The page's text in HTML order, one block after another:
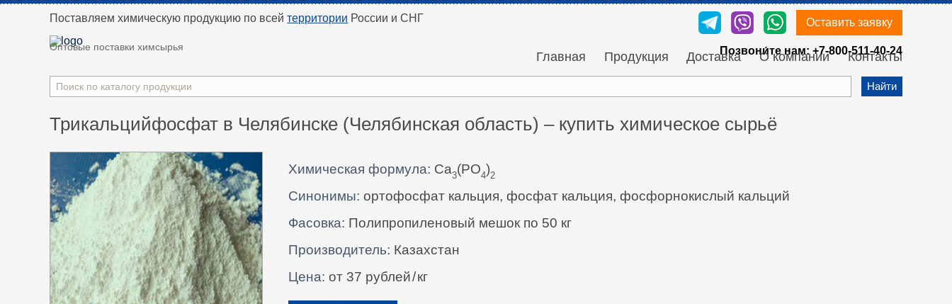
Поставляем химическую продукцию по всейтерритории России и СНГ Оставить заявку
Оптовые поставки химсырья Позвони́те нам: +7-800-511-40-24
Главная Продукция Доставка О компании Контакты
Найти
Трикальцийфосфат в Челябинске (Челябинская область) – купить химическое сырьё
Химическая формула: Ca3(PO4)2
Синонимы: ортофосфат кальция, фосфат кальция, фосфорнокислый кальций
Фасовка: Полипропиленовый мешок по 50 кг
Производитель: Казахстан
Цена: от 37 рублей/кг